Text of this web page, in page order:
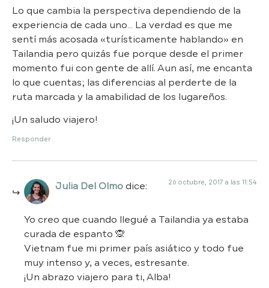
Lo que cambia la perspectiva dependiendo de la
experiencia de cada uno… La verdad es que me
sentí más acosada «turísticamente hablando» en
Tailandia pero quizás fue porque desde el primer
momento fui con gente de allí. Aun así, me encanta
lo que cuentas; las diferencias al perderte de la
ruta marcada y la amabilidad de los lugareños.
¡Un saludo viajero!
Responder
Julia Del Olmodice: 26 octubre, 2017 a las 11:54
Yo creo que cuando llegué a Tailandia ya estaba
curada de espanto 🙊
Vietnam fue mi primer país asiático y todo fue
muy intenso y, a veces, estresante.
¡Un abrazo viajero para ti, Alba!